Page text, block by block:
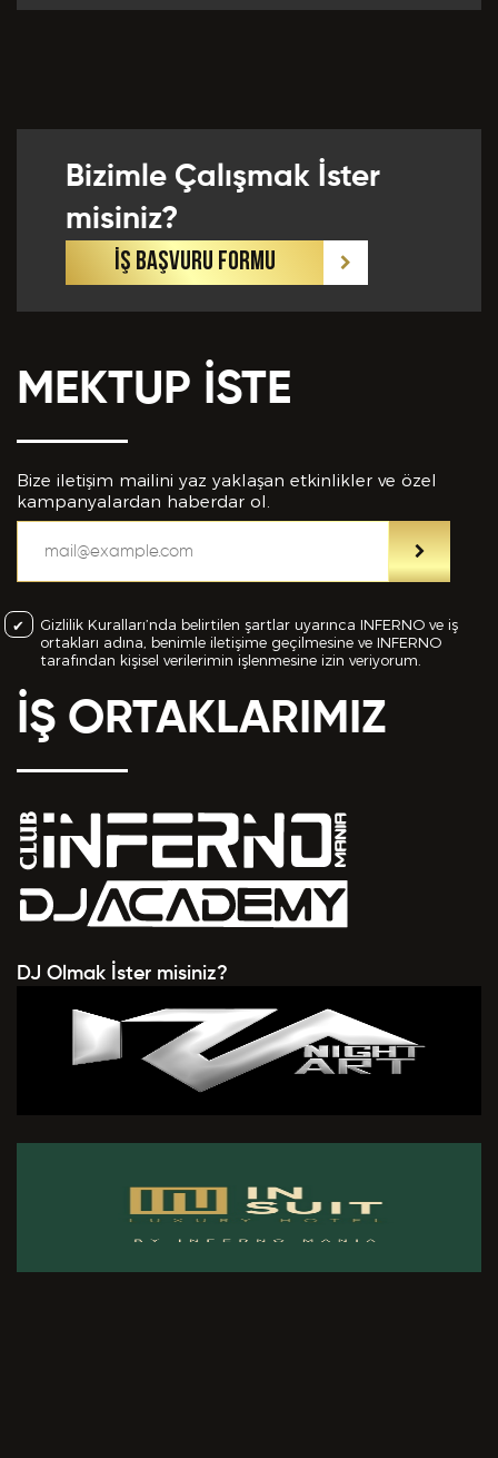
Bizimle Çalışmak İster
misiniz?
İŞ BAŞVURU FORMU
MEKTUP İSTE
Bize iletişim mailini yaz yaklaşan etkinlikler ve özel
kampanyalardan haberdar ol.
Gizlilik Kuralları’nda belirtilen şartlar uyarınca INFERNO ve iş
ortakları adına, benimle iletişime geçilmesine ve INFERNO
tarafından kişisel verilerimin işlenmesine izin veriyorum.
İŞ ORTAKLARIMIZ
DJ Olmak İster misiniz?
Eklemek İstedikleriniz *
CV EKLE
eksiksiz olarak tarafımdan doldurulduğunu, bu
bilgiler içinde esasa etki yapan herhangi bir eksiklik
veya yanlışlık olması ve bu durumun tespiti halinde
bunun Hizmet Sözleşmemin feshedilmesi için bir
sebep olanağını anlayarak kabul ettiğimi beyan
ederim.
BAŞVURUMU GÖNDER